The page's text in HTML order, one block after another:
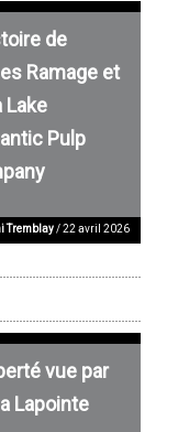
de
Ramage et
Lake
Pulp
Tremblay/ 22 avril 2026
vue par
Lapointe